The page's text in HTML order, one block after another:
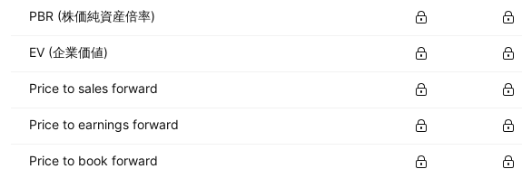
PBR (株価純資産倍率)
EV (企業価値)
Price to sales forward
Price to earnings forward
Price to book forward